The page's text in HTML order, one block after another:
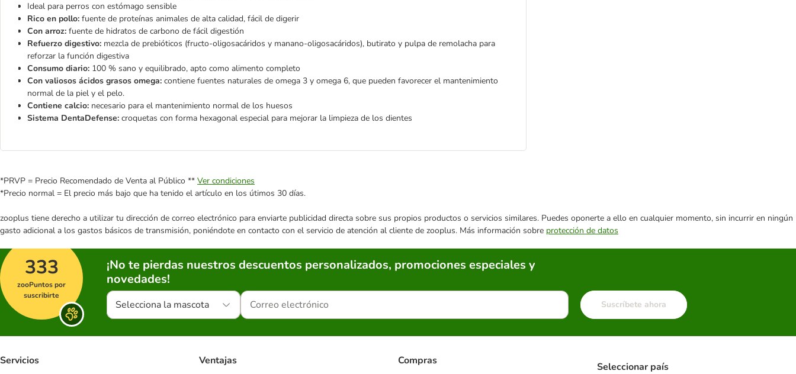
Ideal para perros con estómago sensible
Rico en pollo: fuente de proteínas animales de alta calidad, fácil de digerir
Con arroz: fuente de hidratos de carbono de fácil digestión
Refuerzo digestivo: mezcla de prebióticos (fructo-oligosacáridos y manano-oligosacáridos), butirato y pulpa de remolacha para
reforzar la función digestiva
Consumo diario: 100 % sano y equilibrado, apto como alimento completo
Con valiosos ácidos grasos omega: contiene fuentes naturales de omega 3 y omega 6, que pueden favorecer el mantenimiento
normal de la piel y el pelo.
Contiene calcio: necesario para el mantenimiento normal de los huesos
Sistema DentaDefense: croquetas con forma hexagonal especial para mejorar la limpieza de los dientes
*PRVP = Precio Recomendado de Venta al Público ** Ver condiciones
*Precio normal = El precio más bajo que ha tenido el artículo en los útimos 30 días.
zooplus tiene derecho a utilizar tu dirección de correo electrónico para enviarte publicidad directa sobre sus propios productos o servicios similares. Puedes oponerte a ello en cualquier momento, sin incurrir en ningún
gasto adicional a los gastos básicos de transmisión, poniéndote en contacto con el servicio de atención al cliente de zooplus. Más información sobre protección de datos
333
zooPuntos por
suscribirte
¡No te pierdas nuestros descuentos personalizados, promociones especiales y
novedades!
Selecciona la mascota Suscríbete ahora
Servicios Ventajas Compras Seleccionar país